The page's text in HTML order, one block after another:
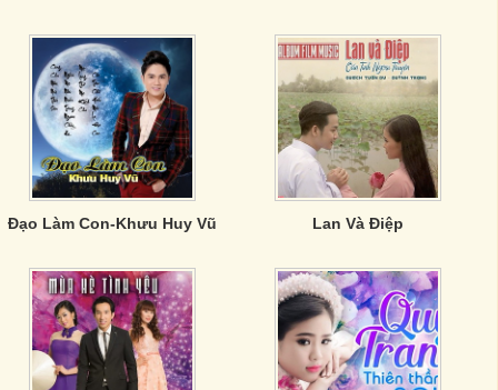
Đạo Làm Con-Khưu Huy Vũ Lan Và Điệp